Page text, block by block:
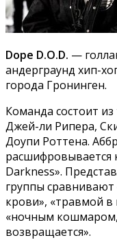
Dope D.O.D. —
андерграунд хип-
города Гронинген.
Команда состоит
Джей-ли Рипера,
Доупи Роттена.
расшифровывается
Darkness».
группы сравнивают
крови», «травмой в
«ночным
возвращается».